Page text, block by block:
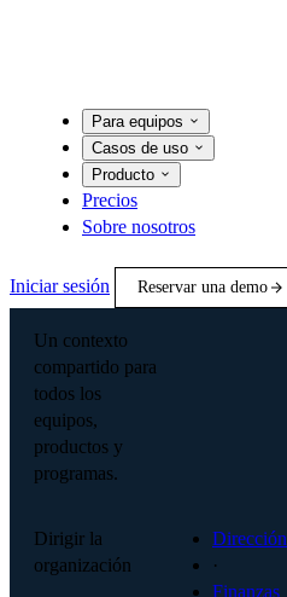
Para equipos
Casos de uso
Producto
Precios
Sobre nosotros
Iniciar sesión Reservar una demo
Un contexto
compartido para
todos los
equipos,
productos y
programas.
Dirigir la
organización
Dirección
·
Finanzas